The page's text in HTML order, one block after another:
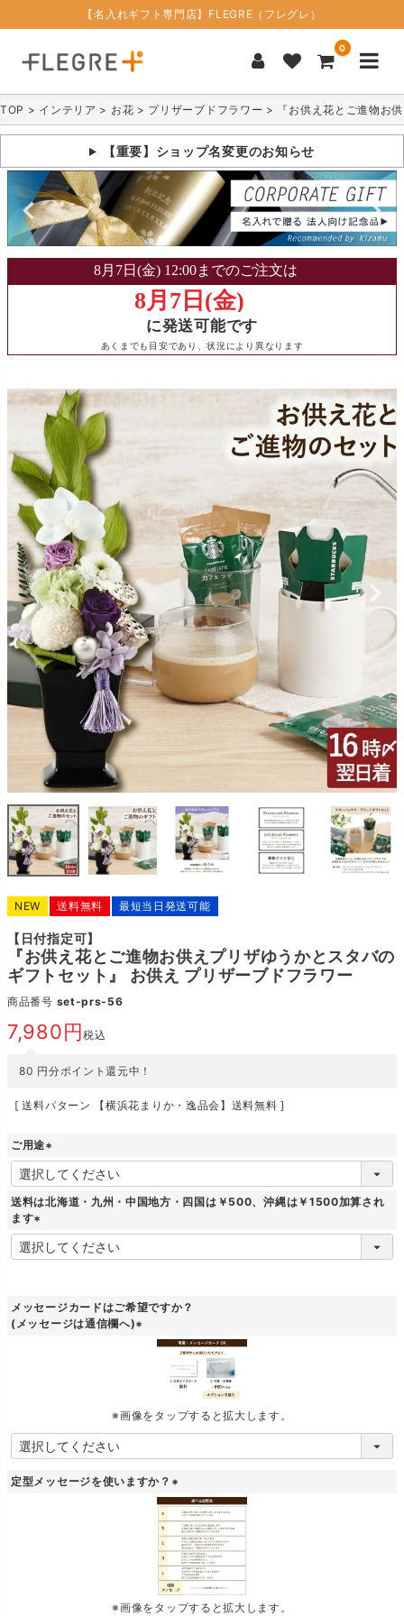
【名入れギフト専門店】FLEGRE（フレグレ）
0
TOP インテリア お花 プリザーブドフラワー 『お供え花とご進物お
【重要】ショップ名変更のお知らせ
に発送可能です
あくまでも目安であり、状況により異なります
NEW 送料無料 最短当日発送可能
【日付指定可】
『お供え花とご進物お供えプリザゆうかとスタバの
ギフトセット』 お供え プリザーブドフラワー
商品番号 set-prs-56
7,980 税込
80 円分ポイント還元中！
送料パターン 【横浜花まりか・逸品会】送料無料
ご用途
(
必
須
送料は北海道・九州・中国地方・四国は￥500、沖縄は￥1500加算され
ます
(
必
メッセージカードはご希望ですか？
(メッセージは通信欄へ)
※画像をタップすると拡大します。
定型メッセージを使いますか？
(
必
須
)
※画像をタップすると拡大します。